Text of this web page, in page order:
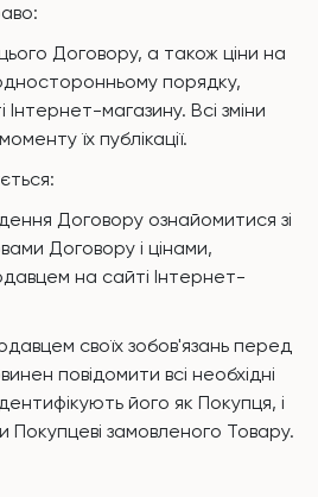
Договору, а також ціни на
порядку,
магазину. Всі зміни
їх публікації.
Договору ознайомитися зі
Договору і цінами,
на сайті Інтернет-
своїх зобов'язань перед
повідомити всі необхідні
його як Покупця, і
Покупцеві замовленого Товару.